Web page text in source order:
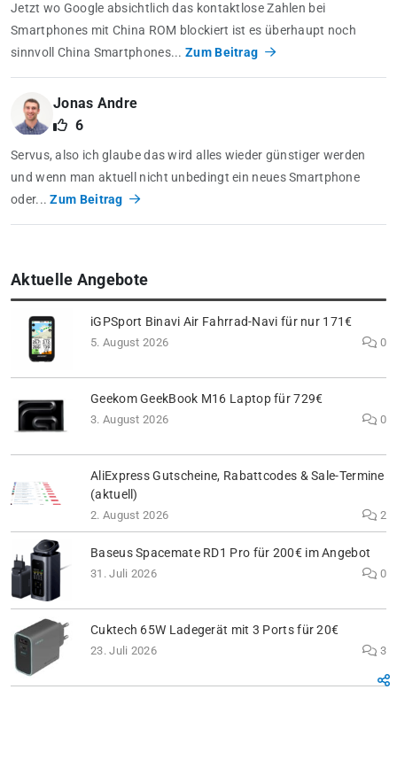
Jetzt wo Google absichtlich das kontaktlose Zahlen bei
Smartphones mit China ROM blockiert ist es überhaupt noch
sinnvoll China Smartphones...Zum Beitrag
Jonas Andre
6
Servus, also ich glaube das wird alles wieder günstiger werden
und wenn man aktuell nicht unbedingt ein neues Smartphone
oder...Zum Beitrag
Aktuelle Angebote
iGPSport Binavi Air Fahrrad-Navi für nur 171€
5. August 2026 0
Geekom GeekBook M16 Laptop für 729€
3. August 2026 0
AliExpress Gutscheine, Rabattcodes & Sale-Termine
(aktuell)
2. August 2026 2
Baseus Spacemate RD1 Pro für 200€ im Angebot
31. Juli 2026 0
Cuktech 65W Ladegerät mit 3 Ports für 20€
23. Juli 2026 3